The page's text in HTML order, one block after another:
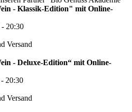
- Klassik-Edition" mit Online-
- 20:30
Versand
- Deluxe-Edition“ mit Online-
20:30
Versand